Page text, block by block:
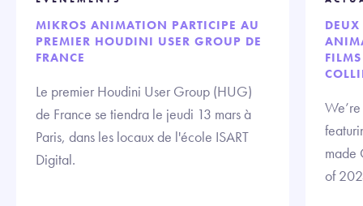
MIKROS ANIMATION PARTICIPE AU
PREMIER HOUDINI USER GROUP DE
FRANCE
Le premier Houdini User Group (HUG)
de France se tiendra le jeudi 13 mars à
Paris, dans les locaux de l'école ISART
Digital.
made
of